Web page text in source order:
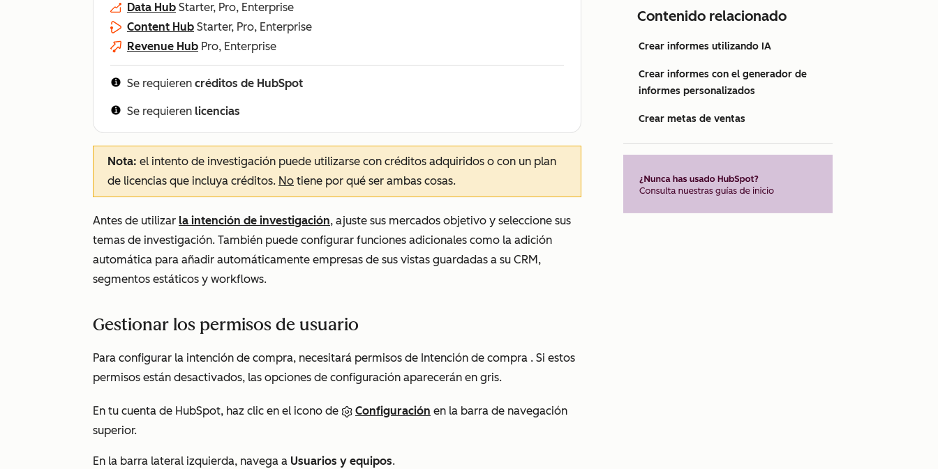
Data Hub Starter, Pro, Enterprise
Content Hub Starter, Pro, Enterprise
Revenue Hub Pro, Enterprise
Se requieren créditos de HubSpot
Se requieren licencias
Nota: el intento de investigación puede utilizarse con créditos adquiridos o con un plan
de licencias que incluya créditos. No tiene por qué ser ambas cosas.
Antes de utilizar la intención de investigación, ajuste sus mercados objetivo y seleccione sus
temas de investigación. También puede configurar funciones adicionales como la adición
automática para añadir automáticamente empresas de sus vistas guardadas a su CRM,
segmentos estáticos y workflows.
Gestionar los permisos de usuario
Para configurar la intención de compra, necesitará permisos de Intención de compra . Si estos
permisos están desactivados, las opciones de configuración aparecerán en gris.
En tu cuenta de HubSpot, haz clic en el icono de Configuración en la barra de navegación
superior.
En la barra lateral izquierda, navega a Usuarios y equipos.
Contenido relacionado
Crear informes utilizando IA
Crear informes con el generador de
informes personalizados
Crear metas de ventas